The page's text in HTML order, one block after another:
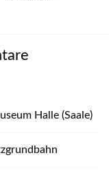
Halle (Saale)